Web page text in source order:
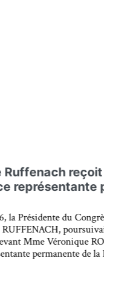
permanente
Congrès de la Nouvelle-
ses rencontres
ROGER-LACAN,
de la France auprès